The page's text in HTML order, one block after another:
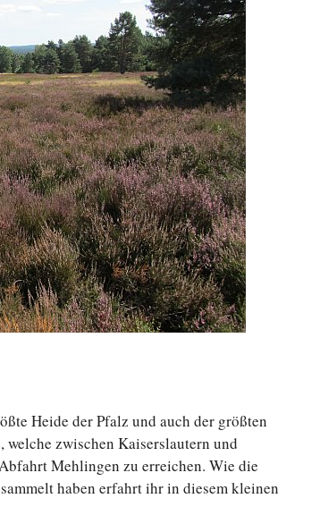
Heide der Pfalz und auch der größten
zwischen Kaiserslautern und
Mehlingen zu erreichen. Wie die
haben erfahrt ihr in diesem kleinen